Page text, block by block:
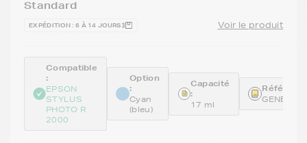
Standard
EXPÉDITION : 6 À 14 JOURS Voir le produit
Compatible
:
EPSON
STYLUS
PHOTO R
2000
Option
:
Cyan
(bleu)
Capacité
:
17 ml